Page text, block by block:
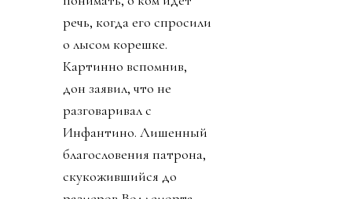
речь, когда его спросили
о лысом корешке.
Картинно вспомнив,
дон заявил, что не
разговаривал с
Инфантино. Лишенный
благословения патрона,
скукожившийся до